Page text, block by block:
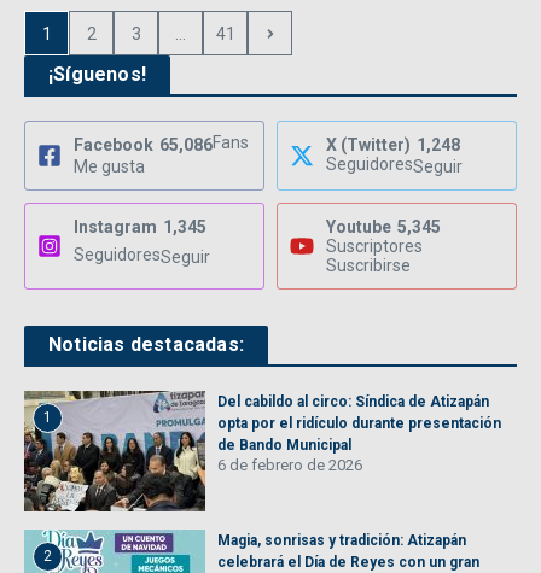
1 2 3 41
¡Síguenos!
Facebook 65,086Fans
Me gusta
X (Twitter) 1,248
SeguidoresSeguir
Instagram 1,345
SeguidoresSeguir
Youtube 5,345
Suscriptores
Suscribirse
Noticias destacadas:
1
Del cabildo al circo: Síndica de Atizapán
opta por el ridículo durante presentación
de Bando Municipal
6 de febrero de 2026
2
Magia, sonrisas y tradición: Atizapán
celebrará el Día de Reyes con un gran